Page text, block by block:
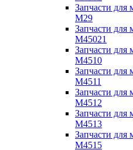
Запчасти для
M29
Запчасти для
M45021
Запчасти для
M4510
Запчасти для
M4511
Запчасти для
M4512
Запчасти для
M4513
Запчасти для
M4515